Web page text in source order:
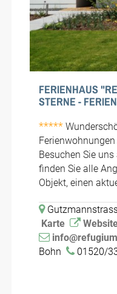
FERIENHAUS
STERNE -
*****
Besuchen Sie
finden Sie alle
Objekt, einen
Karte
Bohn
01520/